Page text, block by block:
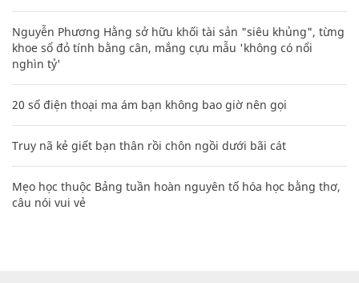
Nguyễn Phương Hằng sở hữu khối tài sản "siêu khủng", từng
khoe sổ đỏ tính bằng cân, mắng cựu mẫu 'không có nổi
nghìn tỷ'
20 số điện thoại ma ám bạn không bao giờ nên gọi
Truy nã kẻ giết bạn thân rồi chôn ngồi dưới bãi cát
Mẹo học thuộc Bảng tuần hoàn nguyên tố hóa học bằng thơ,
câu nói vui vẻ